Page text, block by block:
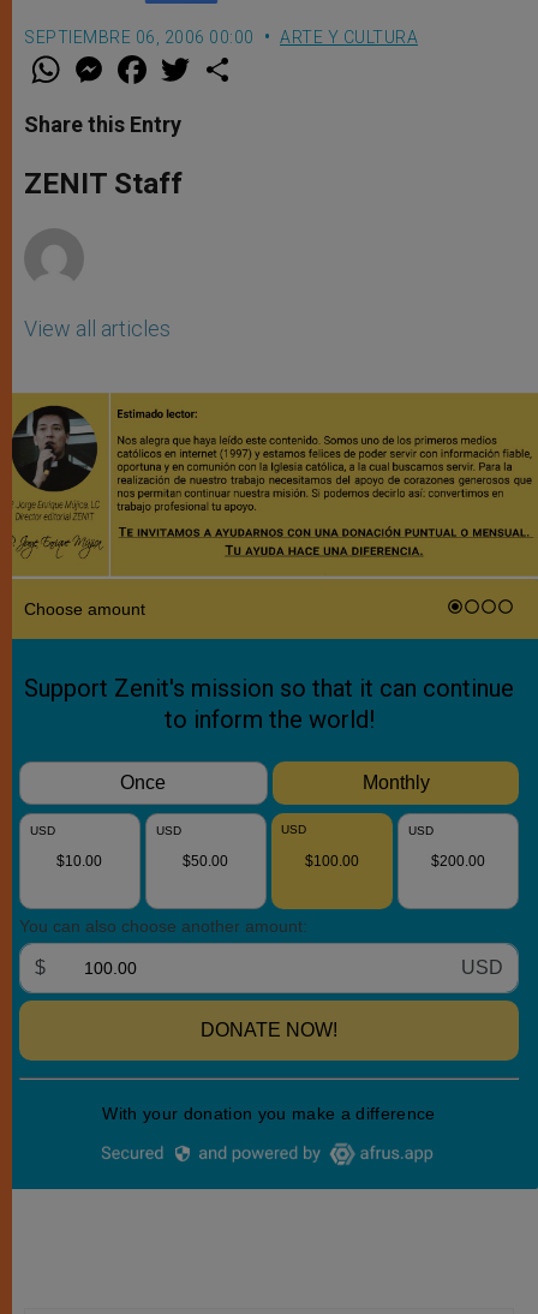
SEPTIEMBRE 06, 2006 00:00 ARTE Y CULTURA
W
t
s
p
p
M
e
s
e
g
e
F
a
e
b
o
k
w
Share this Entry
ZENIT Staff
View all articles